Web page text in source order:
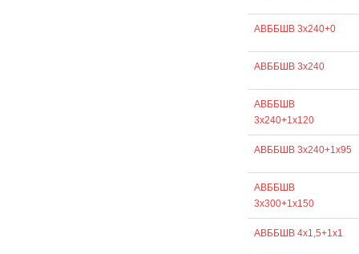
АВББШВ 3х240+0
АВББШВ 3х240
АВББШВ
3х240+1х120
АВББШВ 3х240+1х95
АВББШВ
3х300+1х150
АВББШВ 4х1,5+1х1